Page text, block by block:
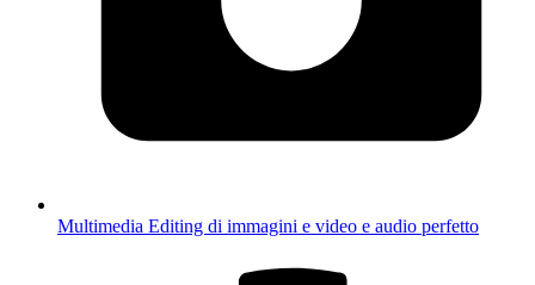
Multimedia Editing di immagini e video e audio perfetto